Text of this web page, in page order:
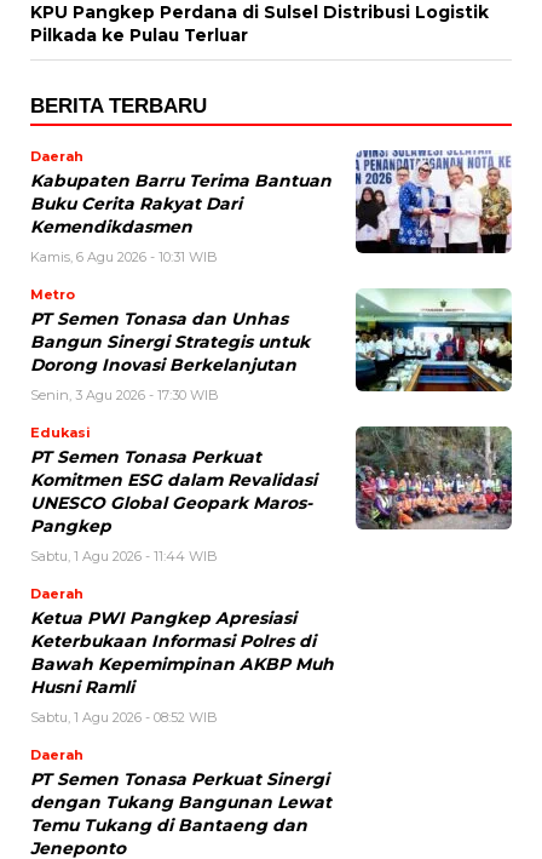
KPU Pangkep Perdana di Sulsel Distribusi Logistik
Pilkada ke Pulau Terluar
BERITA TERBARU
Daerah
Kabupaten Barru Terima Bantuan
Buku Cerita Rakyat Dari
Kemendikdasmen
Kamis, 6 Agu 2026 - 10:31 WIB
Metro
PT Semen Tonasa dan Unhas
Bangun Sinergi Strategis untuk
Dorong Inovasi Berkelanjutan
Senin, 3 Agu 2026 - 17:30 WIB
Edukasi
PT Semen Tonasa Perkuat
Komitmen ESG dalam Revalidasi
UNESCO Global Geopark Maros-
Pangkep
Sabtu, 1 Agu 2026 - 11:44 WIB
Daerah
Ketua PWI Pangkep Apresiasi
Keterbukaan Informasi Polres di
Bawah Kepemimpinan AKBP Muh
Husni Ramli
Sabtu, 1 Agu 2026 - 08:52 WIB
Daerah
PT Semen Tonasa Perkuat Sinergi
dengan Tukang Bangunan Lewat
Temu Tukang di Bantaeng dan
Jeneponto